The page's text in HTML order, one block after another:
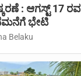
: ಆಗಸ್ಟ್ 17
ಭೇಟಿ
Belaku